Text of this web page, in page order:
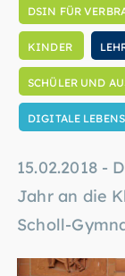
DSIN FÜR
KINDER
SCHÜLER UND
DIGITALE
15.02.2018 -
Jahr an die
Scholl-